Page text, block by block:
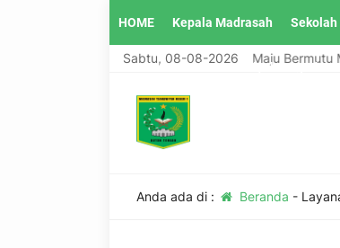
HOME Kepala Madrasah Sekolah
Guru Madrasah Tsanawiyah Negeri 1
Sabtu, 08-08-2026
MTsN 1 Buton Tengah, Madrasah Maju Bermutu
Anda ada di : Beranda -